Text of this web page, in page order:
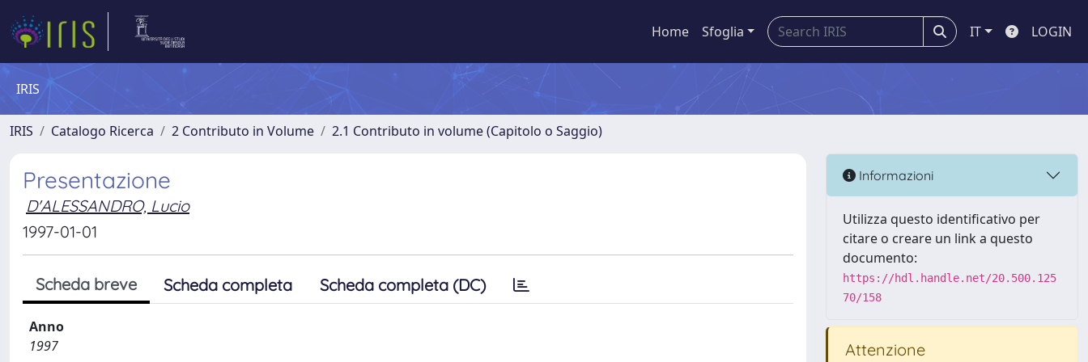
Home Sfoglia IT LOGIN
IRIS
IRIS Catalogo Ricerca 2 Contributo in Volume 2.1 Contributo in volume (Capitolo o Saggio)
Presentazione
D'ALESSANDRO, Lucio
1997-01-01
Scheda breve Scheda completa Scheda completa (DC)
Anno
1997
Informazioni
Utilizza questo identificativo per
citare o creare un link a questo
documento:
https://hdl.handle.net/20.500.125
70/158
Attenzione